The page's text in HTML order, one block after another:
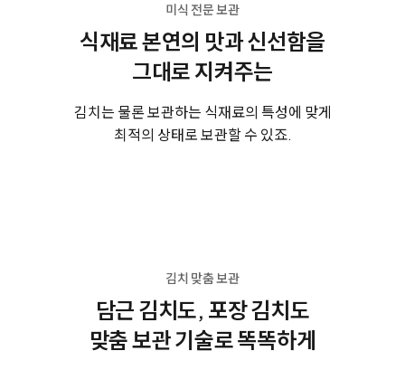
미식 전문 보관
식재료 본연의 맛과 신선함을
그대로 지켜주는
김치는 물론 보관하는 식재료의 특성에 맞게
최적의 상태로 보관할 수 있죠.
김치 맞춤 보관
담근 김치도, 포장 김치도
맞춤 보관 기술로 똑똑하게